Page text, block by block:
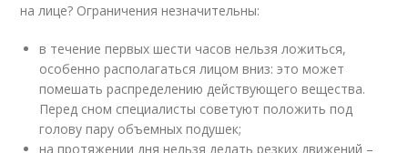
на лице? Ограничения незначительны:
в течение первых шести часов нельзя ложиться,
особенно располагаться лицом вниз: это может
помешать распределению действующего вещества.
Перед сном специалисты советуют положить под
голову пару объемных подушек;
на протяжении дня нельзя делать резких движений –